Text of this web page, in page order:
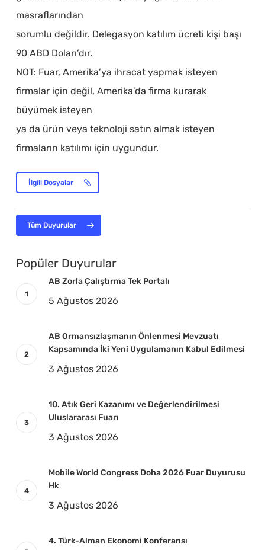
masraflarından
sorumlu değildir. Delegasyon katılım ücreti kişi başı
90 ABD Doları’dır.
NOT: Fuar, Amerika’ya ihracat yapmak isteyen
firmalar için değil, Amerika’da firma kurarak
büyümek isteyen
ya da ürün veya teknoloji satın almak isteyen
firmaların katılımı için uygundur.
İlgili Dosyalar
Tüm Duyurular
Popüler Duyurular
AB Zorla Çalıştırma Tek Portalı
5 Ağustos 2026
AB Ormansızlaşmanın Önlenmesi Mevzuatı
Kapsamında İki Yeni Uygulamanın Kabul Edilmesi
3 Ağustos 2026
10. Atık Geri Kazanımı ve Değerlendirilmesi
Uluslararası Fuarı
3 Ağustos 2026
Mobile World Congress Doha 2026 Fuar Duyurusu
Hk
3 Ağustos 2026
4. Türk-Alman Ekonomi Konferansı